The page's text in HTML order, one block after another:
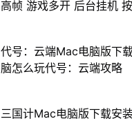
高帧 游戏多开 后台挂机
代号：云端Mac电脑版下
脑怎么玩代号：云端攻略
三国计Mac电脑版下载安